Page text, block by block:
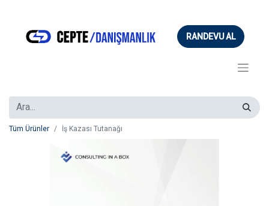
RANDEVU AL
Tüm Ürünler İş Kazası Tutanağı